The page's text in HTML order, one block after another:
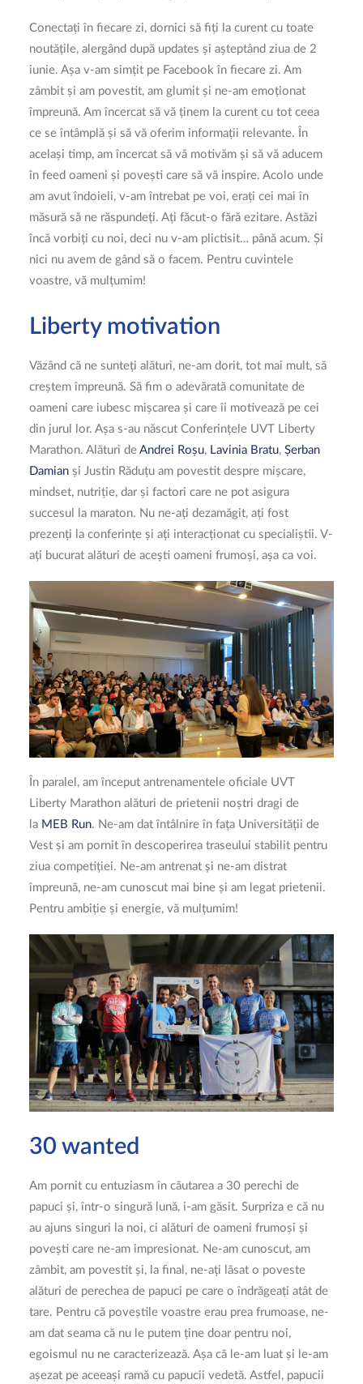
Conectați în fiecare zi, dornici să fiți la curent cu toate
noutățile, alergând după updates și așteptând ziua de 2
iunie. Așa v-am simțit pe Facebook în fiecare zi. Am
zâmbit și am povestit, am glumit și ne-am emoționat
împreună. Am încercat să vă ținem la curent cu tot ceea
ce se întâmplă și să vă oferim informații relevante. În
același timp, am încercat să vă motivăm și să vă aducem
în feed oameni și povești care să vă inspire. Acolo unde
am avut îndoieli, v-am întrebat pe voi, erați cei mai în
măsură să ne răspundeți. Ați făcut-o fără ezitare. Astăzi
încă vorbiți cu noi, deci nu v-am plictisit… până acum. Și
nici nu avem de gând să o facem. Pentru cuvintele
voastre, vă mulțumim!
Liberty motivation
Văzând că ne sunteți alături, ne-am dorit, tot mai mult, să
creștem împreună. Să fim o adevărată comunitate de
oameni care iubesc mișcarea și care îi motivează pe cei
din jurul lor. Așa s-au născut Conferințele UVT Liberty
Marathon. Alături de Andrei Roșu, Lavinia Bratu, Șerban
Damian și Justin Răduțu am povestit despre mișcare,
mindset, nutriție, dar și factori care ne pot asigura
succesul la maraton. Nu ne-ați dezamăgit, ați fost
prezenți la conferințe și ați interacționat cu specialiștii. V-
ați bucurat alături de acești oameni frumoși, așa ca voi.
În paralel, am început antrenamentele oficiale UVT
Liberty Marathon alături de prietenii noștri dragi de
la MEB Run. Ne-am dat întâlnire în fața Universității de
Vest și am pornit în descoperirea traseului stabilit pentru
ziua competiției. Ne-am antrenat și ne-am distrat
împreună, ne-am cunoscut mai bine și am legat prietenii.
Pentru ambiție și energie, vă mulțumim!
30 wanted
Am pornit cu entuziasm în căutarea a 30 perechi de
papuci și, într-o singură lună, i-am găsit. Surpriza e că nu
au ajuns singuri la noi, ci alături de oameni frumoși și
povești care ne-am impresionat. Ne-am cunoscut, am
zâmbit, am povestit și, la final, ne-ați lăsat o poveste
alături de perechea de papuci pe care o îndrăgeați atât de
tare. Pentru că poveștile voastre erau prea frumoase, ne-
am dat seama că nu le putem ține doar pentru noi,
egoismul nu ne caracterizează. Așa că le-am luat și le-am
așezat pe aceeași ramă cu papucii vedetă. Astfel, papucii